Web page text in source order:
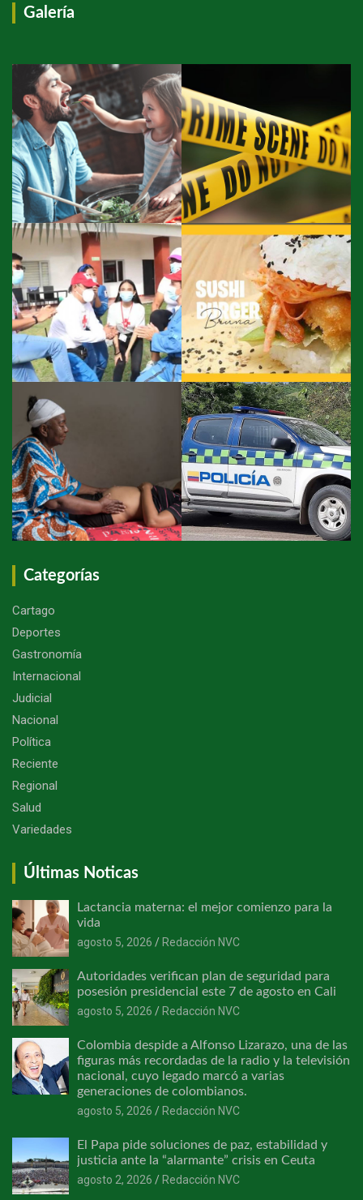
Galería
Categorías
Cartago
Deportes
Gastronomía
Internacional
Judicial
Nacional
Política
Reciente
Regional
Salud
Variedades
Últimas Noticas
Lactancia materna: el mejor comienzo para la
vida
agosto 5, 2026
Redacción NVC
Autoridades verifican plan de seguridad para
posesión presidencial este 7 de agosto en Cali
agosto 5, 2026
Redacción NVC
Colombia despide a Alfonso Lizarazo, una de las
figuras más recordadas de la radio y la televisión
nacional, cuyo legado marcó a varias
generaciones de colombianos.
agosto 5, 2026
Redacción NVC
El Papa pide soluciones de paz, estabilidad y
justicia ante la “alarmante” crisis en Ceuta
agosto 2, 2026
Redacción NVC